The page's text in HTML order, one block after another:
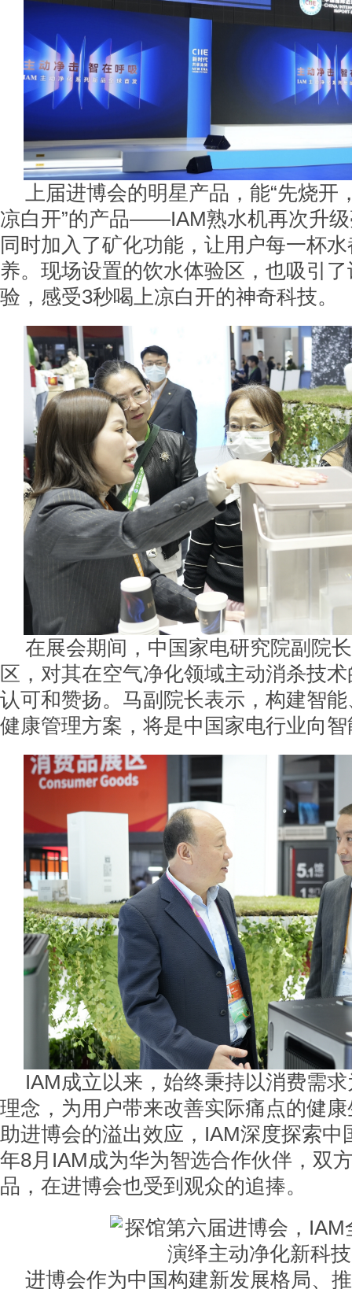
上届进博会的明星产品，能“先烧开
凉白开”的产品——IAM熟水机再次升
同时加入了矿化功能，让用户每一杯
养。现场设置的饮水体验区，也吸引
验，感受3秒喝上凉白开的神奇科技。
在展会期间，中国家电研究院副院
区，对其在空气净化领域主动消杀技
认可和赞扬。马副院长表示，构建智
健康管理方案，将是中国家电行业向
IAM成立以来，始终秉持以消费需
理念，为用户带来改善实际痛点的健
助进博会的溢出效应，IAM深度探索中
年8月IAM成为华为智选合作伙伴，双
品，在进博会也受到观众的追捧。
进博会作为中国构建新发展格局、